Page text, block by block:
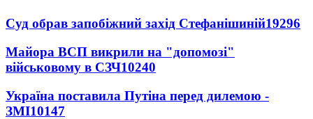
Суд обрав запобіжний захід Стефанішиній19296
Майора ВСП викрили на "допомозі"
військовому в СЗЧ10240
Україна поставила Путіна перед дилемою -
ЗМІ10147